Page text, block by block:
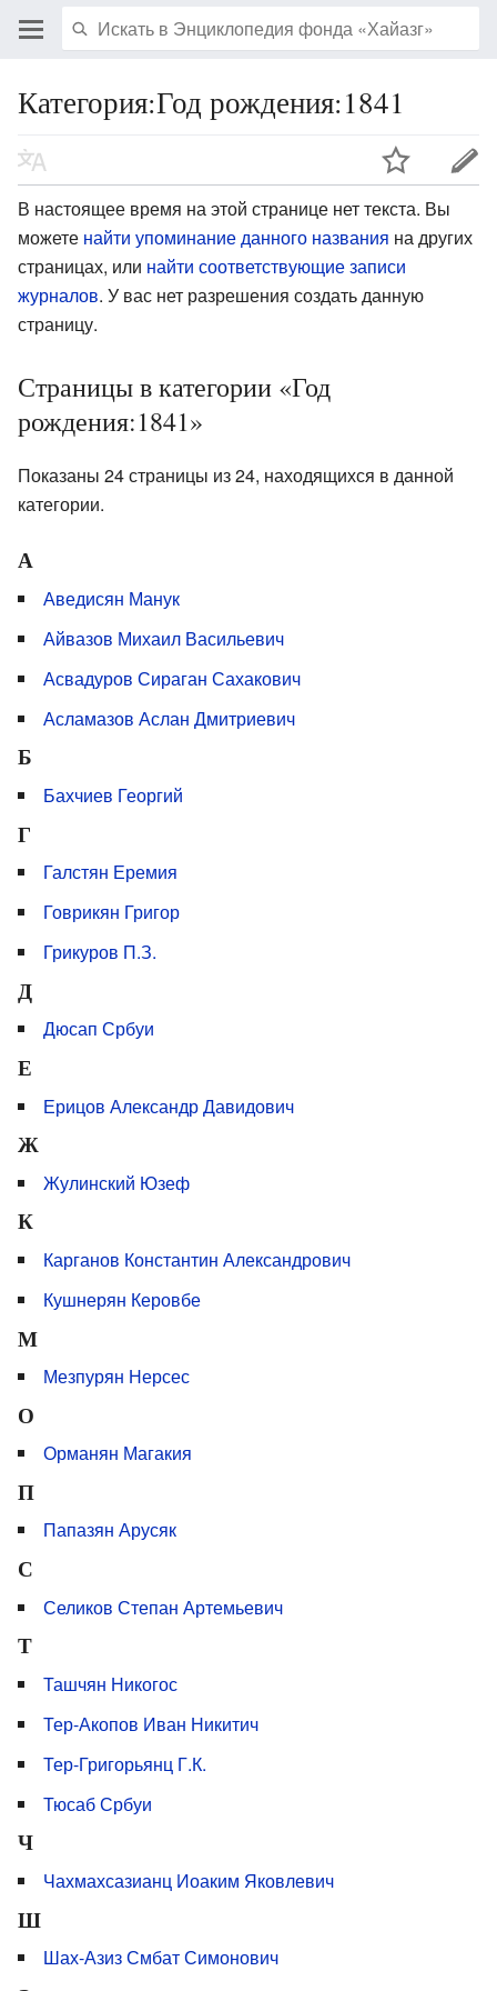
Категория:Год рождения:1841
В настоящее время на этой странице нет текста. Вы
можете найти упоминание данного названия на других
страницах, или найти соответствующие записи
журналов. У вас нет разрешения создать данную
страницу.
Страницы в категории «Год
рождения:1841»
Показаны 24 страницы из 24, находящихся в данной
категории.
А
Аведисян Манук
Айвазов Михаил Васильевич
Асвадуров Сираган Сахакович
Асламазов Аслан Дмитриевич
Б
Бахчиев Георгий
Г
Галстян Еремия
Говрикян Григор
Грикуров П.З.
Д
Дюсап Србуи
Е
Ерицов Александр Давидович
Ж
Жулинский Юзеф
К
Карганов Константин Александрович
Кушнерян Керовбе
М
Мезпурян Нерсес
О
Орманян Магакия
П
Папазян Арусяк
С
Селиков Степан Артемьевич
Т
Ташчян Никогос
Тер-Акопов Иван Никитич
Тер-Григорьянц Г.К.
Тюсаб Србуи
Ч
Чахмахсазианц Иоаким Яковлевич
Ш
Шах-Азиз Смбат Симонович